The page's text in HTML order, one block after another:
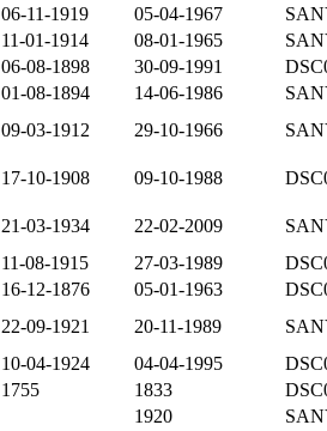
06-11-1919 05-04-1967
11-01-1914 08-01-1965
06-08-1898 30-09-1991
01-08-1894 14-06-1986
09-03-1912 29-10-1966
17-10-1908 09-10-1988
21-03-1934 22-02-2009
11-08-1915 27-03-1989
16-12-1876 05-01-1963
22-09-1921 20-11-1989
10-04-1924 04-04-1995
1755 1833
1920